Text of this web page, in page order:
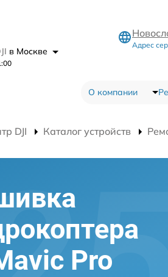
в Москве
Адрес
О компании
DJI Каталог устройств
Pro